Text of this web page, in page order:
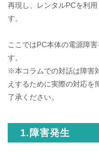
再現し、レンタルPCを利
す。
ここではPC本体の電源障
す。
※本コラムでの対話は障害
えするために実際の対応を
了承ください。
1.障害発生